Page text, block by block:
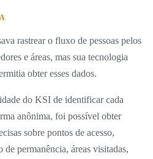
rastrear o fluxo de pessoas pelos
e áreas, mas sua tecnologia
obter esses dados.
do KSI de identificar cada
anônima, foi possível obter
sobre pontos de acesso,
de permanência, áreas visitadas,